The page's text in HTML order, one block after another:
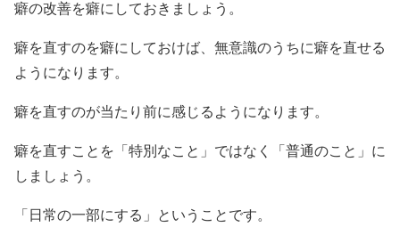
癖の改善を癖にしておきましょう。
癖を直すのを癖にしておけば、無意識のうちに癖を直せる
ようになります。
癖を直すのが当たり前に感じるようになります。
癖を直すことを「特別なこと」ではなく「普通のこと」に
しましょう。
「日常の一部にする」ということです。